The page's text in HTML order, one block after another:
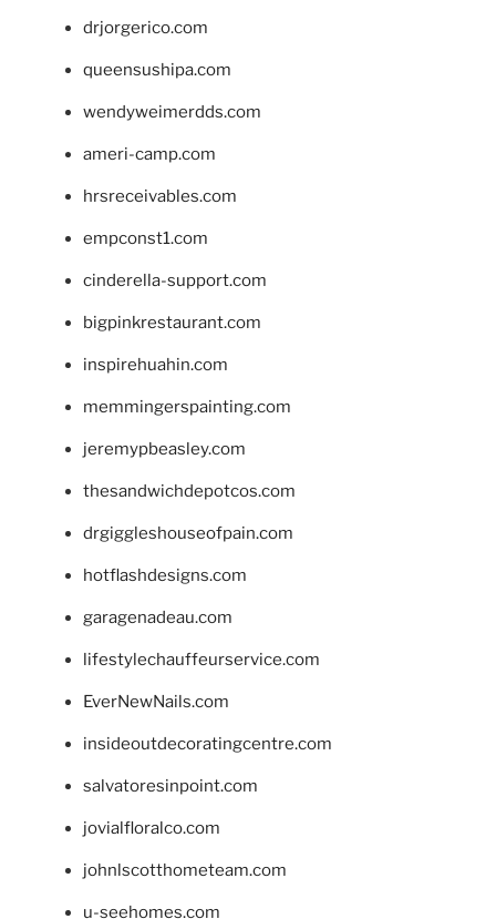
drjorgerico.com
queensushipa.com
wendyweimerdds.com
ameri-camp.com
hrsreceivables.com
empconst1.com
cinderella-support.com
bigpinkrestaurant.com
inspirehuahin.com
memmingerspainting.com
jeremypbeasley.com
thesandwichdepotcos.com
drgiggleshouseofpain.com
hotflashdesigns.com
garagenadeau.com
lifestylechauffeurservice.com
EverNewNails.com
insideoutdecoratingcentre.com
salvatoresinpoint.com
jovialfloralco.com
johnlscotthometeam.com
u-seehomes.com